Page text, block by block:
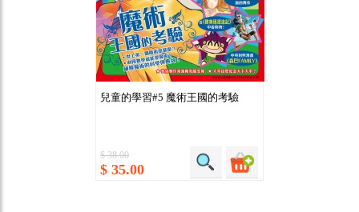
兒童的學習#5 魔術王國的考驗
$ 38.00
$ 35.00